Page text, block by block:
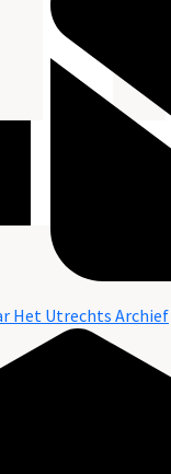
Het Utrechts Archief